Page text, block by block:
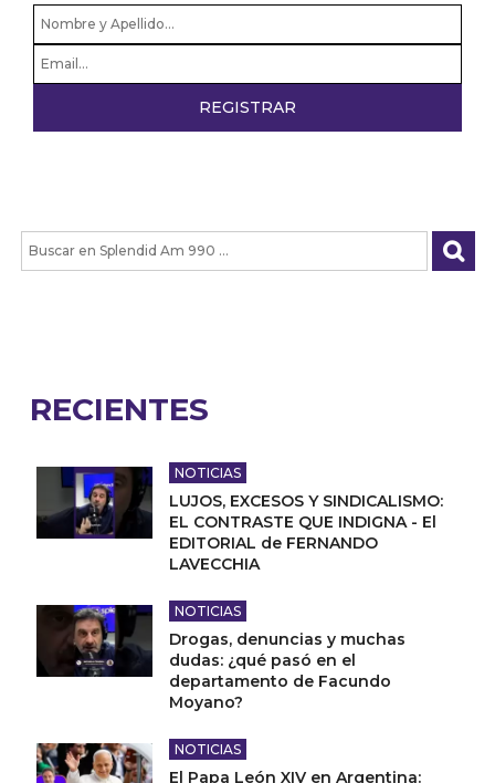
RECIENTES
NOTICIAS
LUJOS, EXCESOS Y SINDICALISMO:
EL CONTRASTE QUE INDIGNA - El
EDITORIAL de FERNANDO
LAVECCHIA
NOTICIAS
Drogas, denuncias y muchas
dudas: ¿qué pasó en el
departamento de Facundo
Moyano?
NOTICIAS
El Papa León XIV en Argentina: